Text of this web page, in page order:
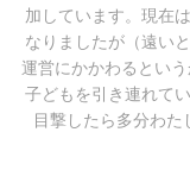
加しています。現在
なりましたが（遠い
運営にかかわるとい
子どもを引き連れて
目撃したら多分わた